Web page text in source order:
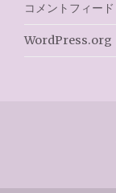
コメントフィード
WordPress.org